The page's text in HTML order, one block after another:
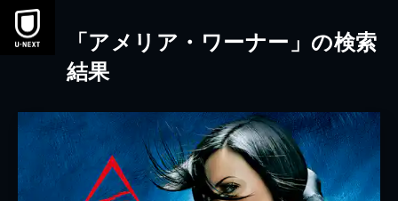
本文へスキップ
「アメリア・ワーナー」の検索
結果